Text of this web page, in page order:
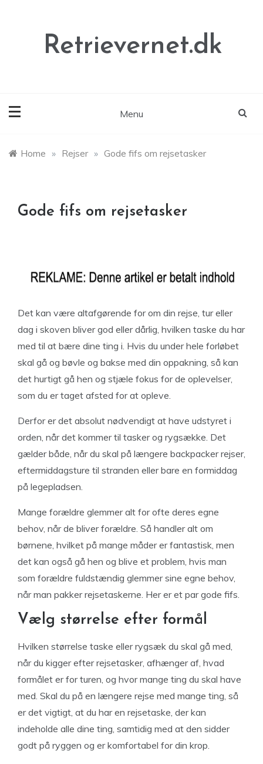
Retrievernet.dk
Menu
Home » Rejser » Gode fifs om rejsetasker
Gode fifs om rejsetasker
Det kan være altafgørende for om din rejse, tur eller
dag i skoven bliver god eller dårlig, hvilken taske du har
med til at bære dine ting i. Hvis du under hele forløbet
skal gå og bøvle og bakse med din oppakning, så kan
det hurtigt gå hen og stjæle fokus for de oplevelser,
som du er taget afsted for at opleve.
Derfor er det absolut nødvendigt at have udstyret i
orden, når det kommer til tasker og rygsække. Det
gælder både, når du skal på længere backpacker rejser,
eftermiddagsture til stranden eller bare en formiddag
på legepladsen.
Mange forældre glemmer alt for ofte deres egne
behov, når de bliver forældre. Så handler alt om
børnene, hvilket på mange måder er fantastisk, men
det kan også gå hen og blive et problem, hvis man
som forældre fuldstændig glemmer sine egne behov,
når man pakker rejsetaskerne. Her er et par gode fifs.
Vælg størrelse efter formål
Hvilken størrelse taske eller rygsæk du skal gå med,
når du kigger efter rejsetasker, afhænger af, hvad
formålet er for turen, og hvor mange ting du skal have
med. Skal du på en længere rejse med mange ting, så
er det vigtigt, at du har en rejsetaske, der kan
indeholde alle dine ting, samtidig med at den sidder
godt på ryggen og er komfortabel for din krop.